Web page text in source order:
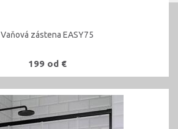
Vaňová zástena EASY75
199 od €